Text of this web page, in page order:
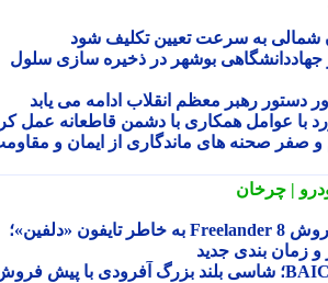
به سرعت تعیین تکلیف شود
بوشهر در ذخیره سازی سلول
رهبر معظم انقلاب ادامه می یابد
عوامل همکاری با دشمن قاطعانه عمل کرد
صحنه های ماندگاری از ایمان و مقاومت
| چرخان
تعویق رویداد پیش فروش Freelander 8 به خاطر تایفون «دلفین»؛
بندی جدید
استلِتو G9 هوآوی و BAIC؛ شاسی بلند بزرگ آفرودی با پیش فروش